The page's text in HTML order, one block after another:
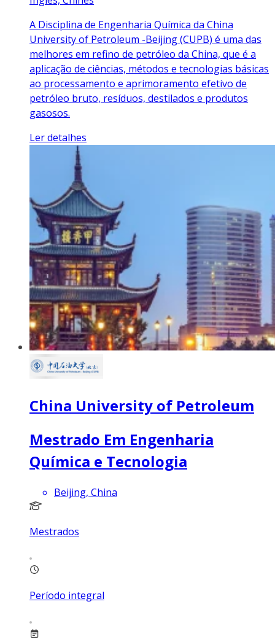
A Disciplina de Engenharia Química da China
University of Petroleum -Beijing (CUPB) é uma das
melhores em refino de petróleo da China, que é a
aplicação de ciências, métodos e tecnologias básicas
ao processamento e aprimoramento efetivo de
petróleo bruto, resíduos, destilados e produtos
gasosos.
Ler detalhes
China University of Petroleum
Mestrado Em Engenharia
Química e Tecnologia
Beijing, China
Mestrados
Período integral